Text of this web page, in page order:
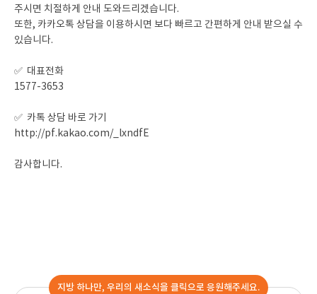
주시면 치절하게 안내 도와드리겠습니다.
또한, 카카오톡 상담을 이용하시면 보다 빠르고 간편하게 안내 받으실 수
있습니다.
✅ 대표전화
1577-3653
✅ 카톡 상담 바로 가기
http://pf.kakao.com/_lxndfE
감사합니다.
지방 하나만, 우리의 새소식을 클릭으로 응원해주세요.